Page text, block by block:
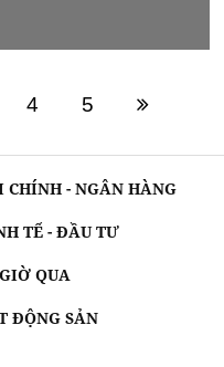
4 5
CHÍNH - NGÂN HÀNG
TẾ - ĐẦU TƯ
QUA
ĐỘNG SẢN